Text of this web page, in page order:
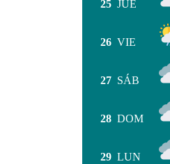
25 JUE
26 VIE
27 SÁB
28 DOM
29 LUN